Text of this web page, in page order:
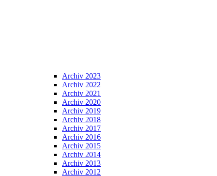
Archiv 2023
Archiv 2022
Archiv 2021
Archiv 2020
Archiv 2019
Archiv 2018
Archiv 2017
Archiv 2016
Archiv 2015
Archiv 2014
Archiv 2013
Archiv 2012